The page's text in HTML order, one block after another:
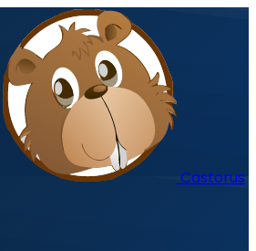
Castorus